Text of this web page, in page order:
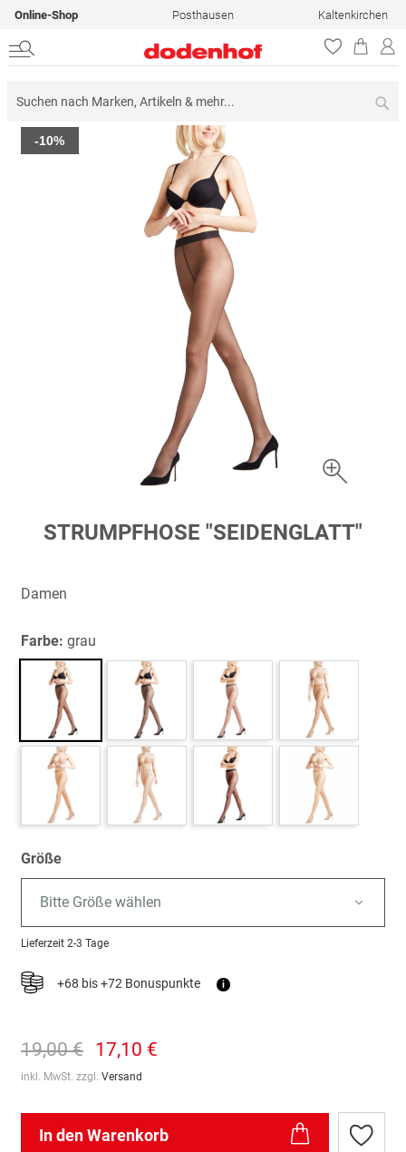
Online-Shop Posthausen Kaltenkirchen
Zum
Ende
-10%
Zum
Anfang
springen
STRUMPFHOSE "SEIDENGLATT"
Damen
Farbe: grau
Größe
Bitte Größe wählen
Lieferzeit 2-3 Tage
+68 bis +72 Bonuspunkte i
19,00 € 17,10 €
inkl. MwSt. zzgl. Versand
In den Warenkorb
Zur